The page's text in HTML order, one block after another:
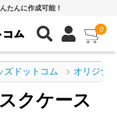
たんに作成可能！
0
ズドットコム オリジナ
クケース